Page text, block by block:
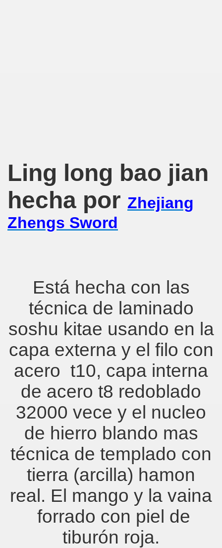
Ling long bao jian
hecha por Zhejiang
Zhengs Sword
Está hecha con las
técnica de laminado
soshu kitae usando en la
capa externa y el filo con
acero t10, capa interna
de acero t8 redoblado
32000 vece y el nucleo
de hierro blando mas
técnica de templado con
tierra (arcilla) hamon
real. El mango y la vaina
forrado con piel de
tiburón roja.